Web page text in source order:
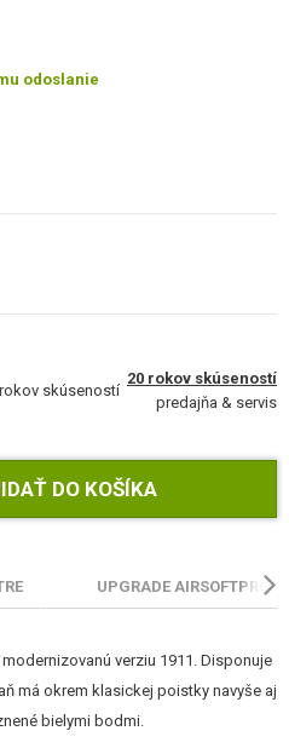
odoslanie
20 rokov skúseností
predajňa & servis
UPGRADE AIRSOFTPRO
verziu 1911. Disponuje
má okrem klasickej poistky navyše aj
bielymi bodmi.